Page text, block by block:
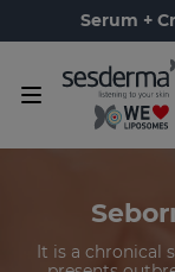
Serum +
It is a chronical